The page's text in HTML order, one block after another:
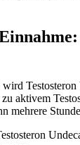
aktivem
mehrere